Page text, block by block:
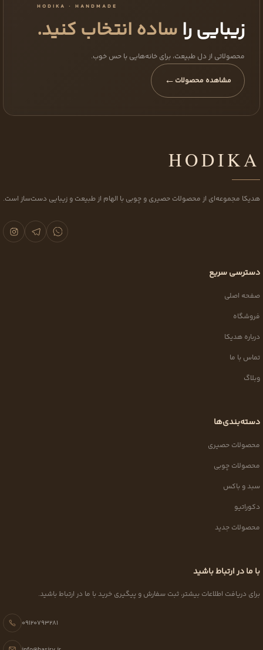
HODIKA · HANDMADE
زیبایی را ساده انتخاب کنید.
محصولاتی از دل طبیعت، برای خانه‌هایی با حس خوب.
مشاهده محصولات ←
HODIKA
هدیکا مجموعه‌ای از محصولات حصیری و چوبی با الهام از طبیعت و زیبایی دست‌ساز است.
دسترسی سریع
صفحه اصلی
فروشگاه
درباره هدیکا
تماس با ما
وبلاگ
دسته‌بندی‌ها
محصولات حصیری
محصولات چوبی
سبد و باکس
دکوراتیو
محصولات جدید
با ما در ارتباط باشید
برای دریافت اطلاعات بیشتر، ثبت سفارش و پیگیری خرید با ما در ارتباط باشید.
09120793281